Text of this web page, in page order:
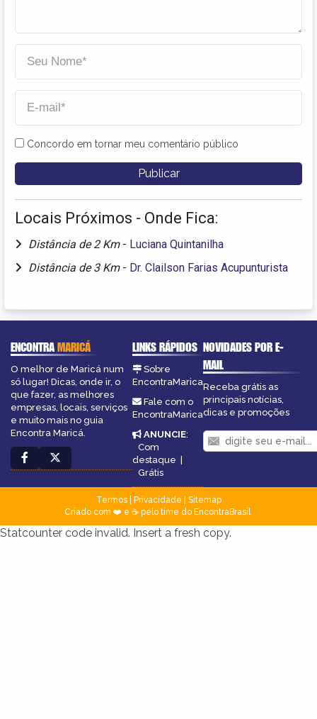
Concordo em tornar meu comentário público
Locais Próximos - Onde Fica:
Distância de 2 Km - Luciana Quintanilha
Distância de 3 Km - Dr. Clailson Farias Acupunturista
ENCONTRAMARICÁ
O melhor de Maricá num
só lugar! Dicas, onde ir, o
que fazer, as melhores
empresas, locais, serviços
e muito mais no guia
Encontra Maricá.
LINKS RÁPIDOS
Sobre
EncontraMarica
Fale com o
EncontraMarica
ANUNCIE:
Com
destaque |
Grátis
NOVIDADES POR E-
MAIL
Receba grátis as
principais notícias,
dicas e promoções
Termos| Privacidade
Sitemap
Criado com ❤️ e ☕ pelo time do EncontraBrasil
Statcounter code invalid. Insert a fresh copy.